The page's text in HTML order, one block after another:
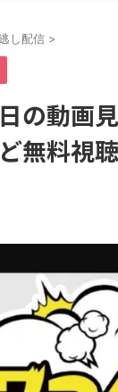
し配信 >
の動画
無料視聴